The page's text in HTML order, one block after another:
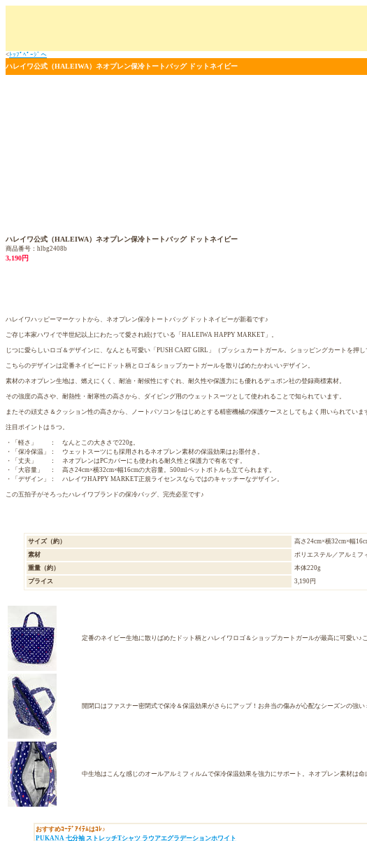
< ﾄｯﾌﾟﾍﾟｰｼﾞへ
ハレイワ公式（HALEIWA）ネオプレン保冷トートバッグ ドットネイビー
ハレイワ公式（HALEIWA）ネオプレン保冷トートバッグ ドットネイビー
商品番号：hlbg2408b
3,190円
ハレイワハッピーマーケットから、ネオプレン保冷トートバッグ ドットネイビーが新着です♪
ご存じ本家ハワイで半世紀以上にわたって愛され続けている「HALEIWA HAPPY MARKET」。
じつに愛らしいロゴ＆デザインに、なんとも可愛い「PUSH CART GIRL」（プッシュカートガール。ショッピングカートを押
こちらのデザインは定番ネイビーにドット柄とロゴ＆ショップカートガールを散りばめたかわいいデザイン。
素材のネオプレン生地は、燃えにくく、耐油・耐候性にすぐれ、耐久性や保護力にも優れるデュポン社の登録商標素材。
その強度の高さや、耐熱性・耐寒性の高さから、ダイビング用のウェットスーツとして使われることで知られています。
またその頑丈さ＆クッション性の高さから、ノートパソコンをはじめとする精密機械の保護ケースとしてもよく用いられていま
注目ポイントは５つ。
・「軽さ」 ： なんとこの大きさで220g。
・「保冷保温」： ウェットスーツにも採用されるネオプレン素材の保温効果はお墨付き。
・「丈夫」 ： ネオプレンはPCカバーにも使われる耐久性と保護力で有名です。
・「大容量」 ： 高さ24cm×横32cm×幅16cmの大容量。500mlペットボトルも立てられます。
・「デザイン」： ハレイワHAPPY MARKET正規ライセンスならではのキャッチーなデザイン。
この五拍子がそろったハレイワブランドの保冷バッグ、完売必至です♪
サイズ（約）
高さ24cm×横32cm×幅
素材
ポリエステル／アルミフ
重量（約）
本体220g
プライス
3,190円
定番のネイビー生地に散りばめたドット柄とハレイワロゴ＆ショップカートガールが最高に可愛い
開閉口はファスナー密閉式で保冷＆保温効果がさらにアップ！お弁当の傷みが心配なシーズンの強
中生地はこんな感じのオールアルミフィルムで保冷保温効果を強力にサポート。ネオプレン素材は
おすすめｺｰﾃﾞｱｲﾃﾑはｺﾚ♪
PUKANA 七分袖 ストレッチTシャツ ラウアエグラデーションホワイト